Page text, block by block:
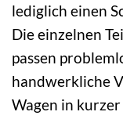
lediglich einen
Die einzelnen
passen
handwerkliche
Wagen in